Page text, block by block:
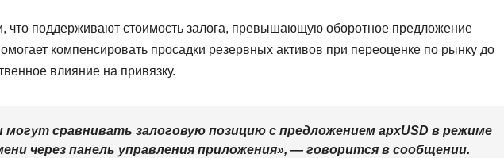
что поддерживают стоимость залога, превышающую оборотное предложение
компенсировать просадки резервных активов при переоценке по рынку до
влияние на привязку.
могут сравнивать залоговую позицию с предложением apxUSD в режиме
через панель управления приложения», — говорится в сообщении.